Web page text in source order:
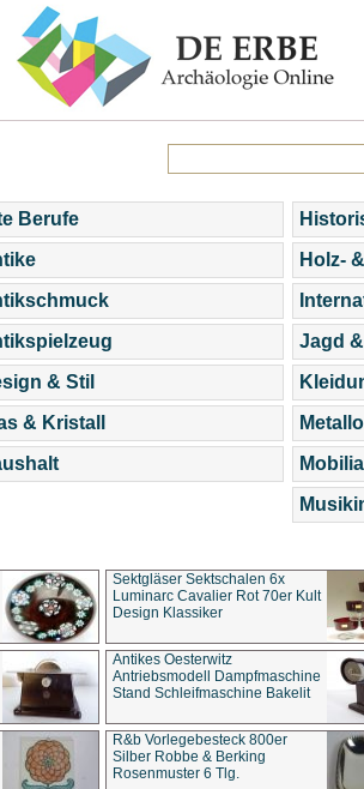
Berufe
& Stil
& Kristall
Holz-
Jagd
Sektgläser Sektschalen 6x
Luminarc Cavalier Rot 70er Kult
Design Klassiker
Antikes Oesterwitz
Antriebsmodell Dampfmaschine
Stand Schleifmaschine Bakelit
R&b Vorlegebesteck 800er
Silber Robbe & Berking
Rosenmuster 6 Tlg.